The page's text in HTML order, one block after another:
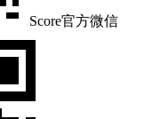
Score官方微信